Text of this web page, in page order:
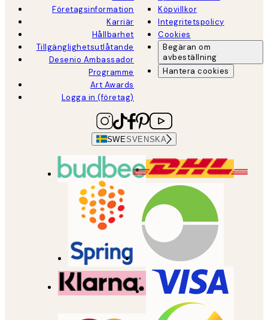
Företagsinformation
Karriär
Hållbarhet
Tillgänglighetsutlåtande
Desenio Ambassador
Programme
Art Awards
Logga in (företag)
Köpvillkor
Integritetspolicy
Cookies
Begäran om
avbeställning
Hantera cookies
SWESVENSKA